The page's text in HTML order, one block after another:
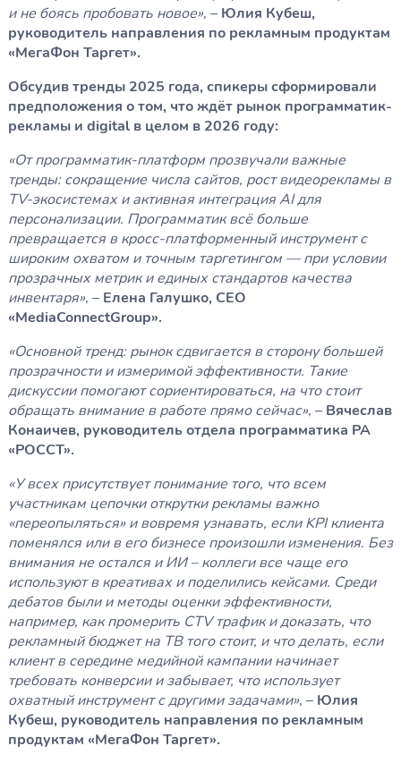
и не боясь пробовать новое», – Юлия Кубеш,
руководитель направления по рекламным продуктам
«МегаФон Таргет».
Обсудив тренды 2025 года, спикеры сформировали
предположения о том, что ждёт рынок программатик-
рекламы и digital в целом в 2026 году:
«От программатик‑платформ прозвучали важные
тренды: сокращение числа сайтов, рост видеорекламы в
TV‑экосистемах и активная интеграция AI для
персонализации. Программатик всё больше
превращается в кросс‑платформенный инструмент с
широким охватом и точным таргетингом — при условии
прозрачных метрик и единых стандартов качества
инвентаря», – Елена Галушко, CEO
«MediaConnectGroup».
«Основной тренд: рынок сдвигается в сторону большей
прозрачности и измеримой эффективности. Такие
дискуссии помогают сориентироваться, на что стоит
обращать внимание в работе прямо сейчас», – Вячеслав
Конаичев, руководитель отдела программатика РА
«РОССТ».
«У всех присутствует понимание того, что всем
участникам цепочки открутки рекламы важно
«переопыляться» и вовремя узнавать, если KPI клиента
поменялся или в его бизнесе произошли изменения. Без
внимания не остался и ИИ – коллеги все чаще его
используют в креативах и поделились кейсами. Среди
дебатов были и методы оценки эффективности,
например, как промерить CTV трафик и доказать, что
рекламный бюджет на ТВ того стоит, и что делать, если
клиент в середине медийной кампании начинает
требовать конверсии и забывает, что использует
охватный инструмент с другими задачами», – Юлия
Кубеш, руководитель направления по рекламным
продуктам «МегаФон Таргет».